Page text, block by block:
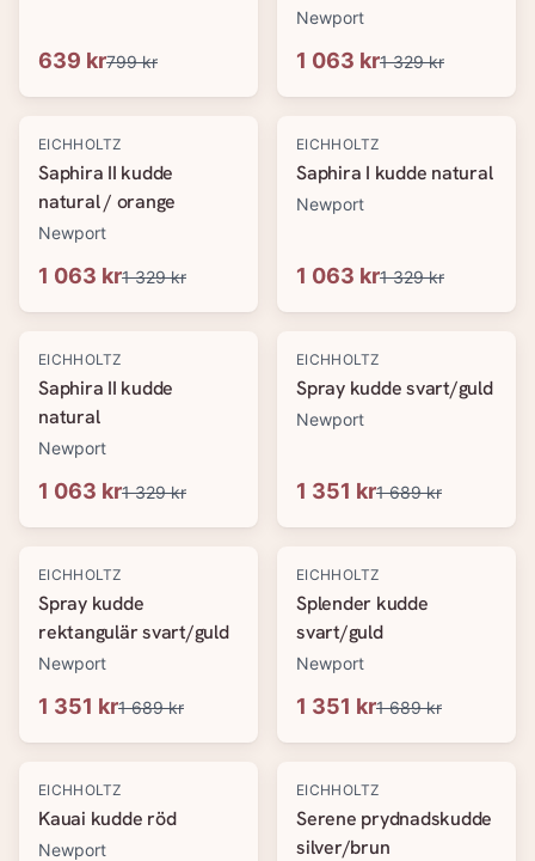
639 kr799 kr
Newport
1 063 kr1 329 kr
-20%
EICHHOLTZ
Saphira II kudde
natural / orange
Newport
1 063 kr1 329 kr
-20%
EICHHOLTZ
Saphira I kudde natural
Newport
1 063 kr1 329 kr
-20%
EICHHOLTZ
Saphira II kudde
natural
Newport
1 063 kr1 329 kr
-20%
EICHHOLTZ
Spray kudde svart/guld
Newport
1 351 kr1 689 kr
-20%
EICHHOLTZ
Spray kudde
rektangulär svart/guld
Newport
1 351 kr1 689 kr
-20%
EICHHOLTZ
Splender kudde
svart/guld
Newport
1 351 kr1 689 kr
-20%
EICHHOLTZ
Kauai kudde röd
Newport
-20%
EICHHOLTZ
Serene prydnadskudde
silver/brun